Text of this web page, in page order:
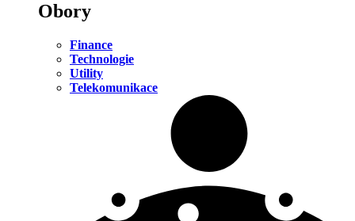
Obory
Finance
Technologie
Utility
Telekomunikace